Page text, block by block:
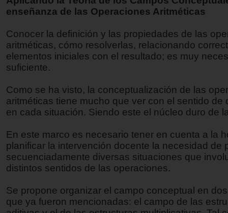
enseñanza de las Operaciones Aritméticas
Conocer la definición y las propiedades de las
aritméticas, cómo resolverlas, relacionando
elementos iniciales con el resultado; es muy
suficiente.
Como se ha visto, la conceptualización de las
aritméticas tiene mucho que ver con el sentido de
en cada situación. Siendo este el núcleo duro de
En este marco es necesario tener en cuenta a la
planificar la intervención docente la necesidad de
secuenciadamente diversas situaciones que
distintos sentidos de las operaciones.
Se propone organizar el campo conceptual en
que ya fueron mencionadas: el campo de las